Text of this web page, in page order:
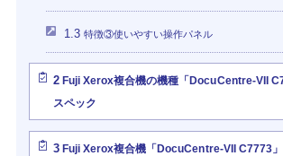
1.3 特徴③使いやすい操作パネル
2Fuji Xerox複合機の機種「DocuCentre-VII
スペック
3Fuji Xerox複合機「DocuCentre-VII C7773」